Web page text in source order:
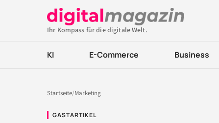
Ihr Kompass für die digitale Welt.
KI E-Commerce Business
Startseite/Marketing
GASTARTIKEL